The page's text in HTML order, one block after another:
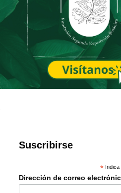
Suscribirse
*Indica
Dirección de correo